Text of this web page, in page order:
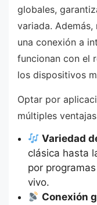
globales,
variada.
una conexión a
funcionan con el
los dispositivos
Optar por
múltiples
Variedad
clásica hasta
por
vivo.
Conexión